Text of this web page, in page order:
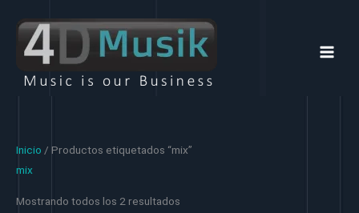
contenido
Inicio / Productos etiquetados “mix”
mix
Mostrando todos los 2 resultados